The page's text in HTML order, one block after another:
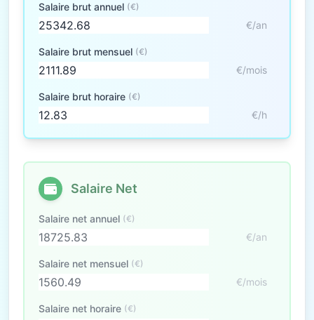
Salaire brut annuel (€)
€/an
Salaire brut mensuel (€)
€/mois
Salaire brut horaire (€)
€/h
Salaire Net
Salaire net annuel (€)
€/an
Salaire net mensuel (€)
€/mois
Salaire net horaire (€)